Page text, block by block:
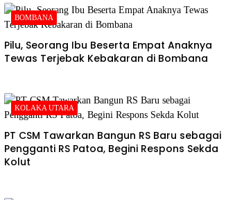
BOMBANA
Pilu, Seorang Ibu Beserta Empat Anaknya
Tewas Terjebak Kebakaran di Bombana
KOLAKA UTARA
PT CSM Tawarkan Bangun RS Baru sebagai
Pengganti RS Patoa, Begini Respons Sekda
Kolut